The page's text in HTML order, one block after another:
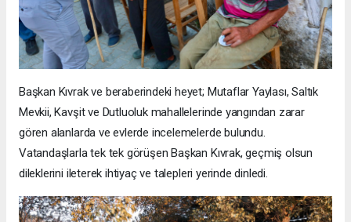
Başkan Kıvrak ve beraberindeki heyet; Mutaflar Yaylası, Saltık
Mevkii, Kavşit ve Dutluoluk mahallelerinde yangından zarar
gören alanlarda ve evlerde incelemelerde bulundu.
Vatandaşlarla tek tek görüşen Başkan Kıvrak, geçmiş olsun
dileklerini ileterek ihtiyaç ve talepleri yerinde dinledi.